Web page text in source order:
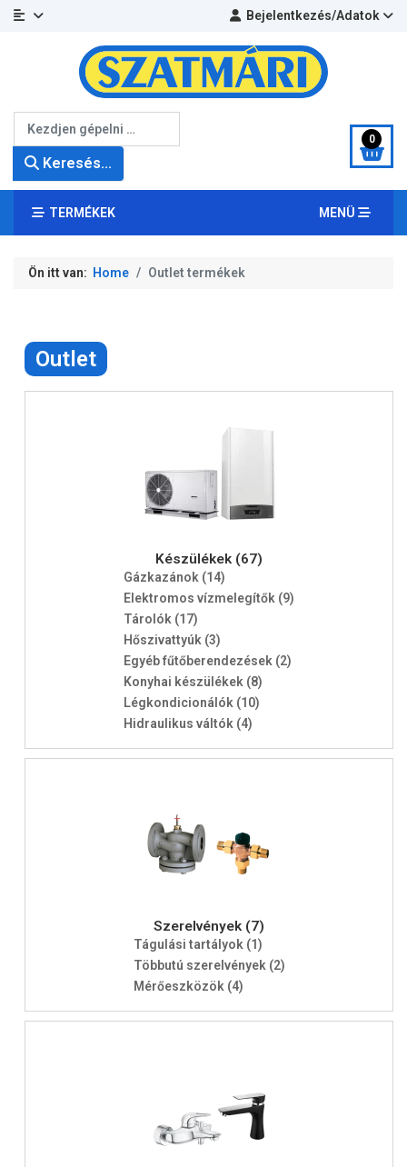
Bejelentkezés/Adatok
Keresés...
0
TERMÉKEK MENÜ
Ön itt van: Home Outlet termékek
Outlet
Készülékek (67)
Gázkazánok (14)
Elektromos vízmelegítők (9)
Tárolók (17)
Hőszivattyúk (3)
Egyéb fűtőberendezések (2)
Konyhai készülékek (8)
Légkondicionálók (10)
Hidraulikus váltók (4)
Szerelvények (7)
Tágulási tartályok (1)
Többutú szerelvények (2)
Mérőeszközök (4)